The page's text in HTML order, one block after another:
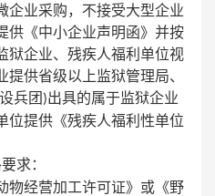
企业采购，不接受大型企业
供《中小企业声明函》并按
狱企业、残疾人福利单位视
提供省级以上监狱管理局、
兵团 )出具的属于监狱企业
位提供《残疾人福利性单位
求：
物经营加工许可证》或《野